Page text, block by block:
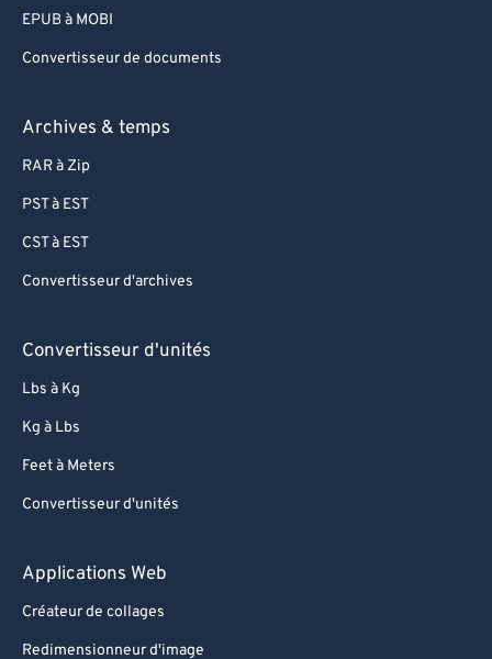
EPUB à MOBI
Convertisseur de documents
Archives & temps
RAR à Zip
PST à EST
CST à EST
Convertisseur d'archives
Convertisseur d'unités
Lbs à Kg
Kg à Lbs
Feet à Meters
Convertisseur d'unités
Applications Web
Créateur de collages
Redimensionneur d'image